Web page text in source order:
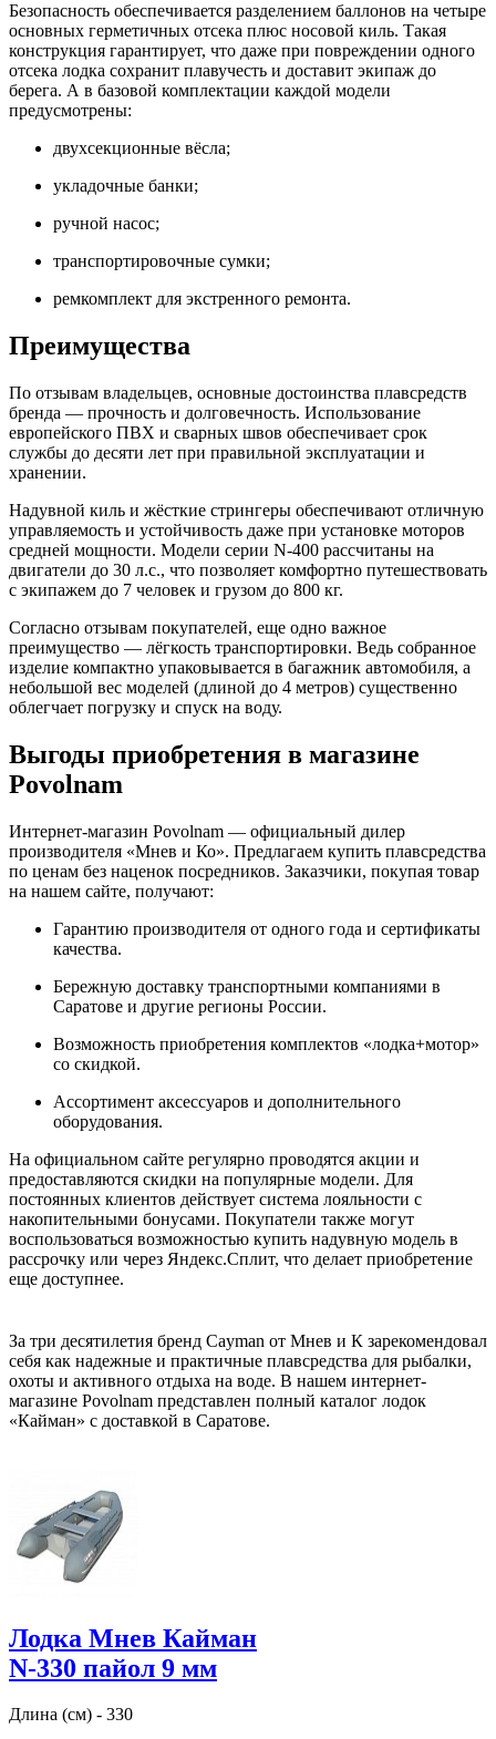
Лодка Мнев Кайман
N-330 пайол 9 мм
Длина (см) - 330
За три десятилетия бренд Cayman от Мнев и К зарекомендовал
себя как надежные и практичные плавсредства для рыбалки,
охоты и активного отдыха на воде. В нашем интернет-
магазине Povolnam представлен полный каталог лодок
«Кайман» с доставкой в Саратове.
Безопасность обеспечивается разделением баллонов на четыре
основных герметичных отсека плюс носовой киль. Такая
конструкция гарантирует, что даже при повреждении одного
отсека лодка сохранит плавучесть и доставит экипаж до
берега. А в базовой комплектации каждой модели
предусмотрены:
двухсекционные вёсла;
укладочные банки;
ручной насос;
транспортировочные сумки;
ремкомплект для экстренного ремонта.
Преимущества
По отзывам владельцев, основные достоинства плавсредств
бренда — прочность и долговечность. Использование
европейского ПВХ и сварных швов обеспечивает срок
службы до десяти лет при правильной эксплуатации и
хранении.
Надувной киль и жёсткие стрингеры обеспечивают отличную
управляемость и устойчивость даже при установке моторов
средней мощности. Модели серии N-400 рассчитаны на
двигатели до 30 л.с., что позволяет комфортно путешествовать
с экипажем до 7 человек и грузом до 800 кг.
Согласно отзывам покупателей, еще одно важное
преимущество — лёгкость транспортировки. Ведь собранное
изделие компактно упаковывается в багажник автомобиля, а
небольшой вес моделей (длиной до 4 метров) существенно
облегчает погрузку и спуск на воду.
Выгоды приобретения в магазине
Povolnam
Интернет-магазин Povolnam — официальный дилер
производителя «Мнев и Ко». Предлагаем купить плавсредства
по ценам без наценок посредников. Заказчики, покупая товар
на нашем сайте, получают:
Гарантию производителя от одного года и сертификаты
качества.
Бережную доставку транспортными компаниями в
Саратове и другие регионы России.
Возможность приобретения комплектов «лодка+мотор»
со скидкой.
Ассортимент аксессуаров и дополнительного
оборудования.
На официальном сайте регулярно проводятся акции и
предоставляются скидки на популярные модели. Для
постоянных клиентов действует система лояльности с
накопительными бонусами. Покупатели также могут
воспользоваться возможностью купить надувную модель в
рассрочку или через Яндекс.Сплит, что делает приобретение
еще доступнее.